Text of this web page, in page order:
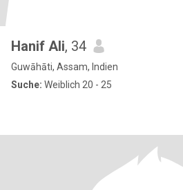
Hanif Ali, 34
Guwāhāti, Assam, Indien
Suche: Weiblich 20 - 25